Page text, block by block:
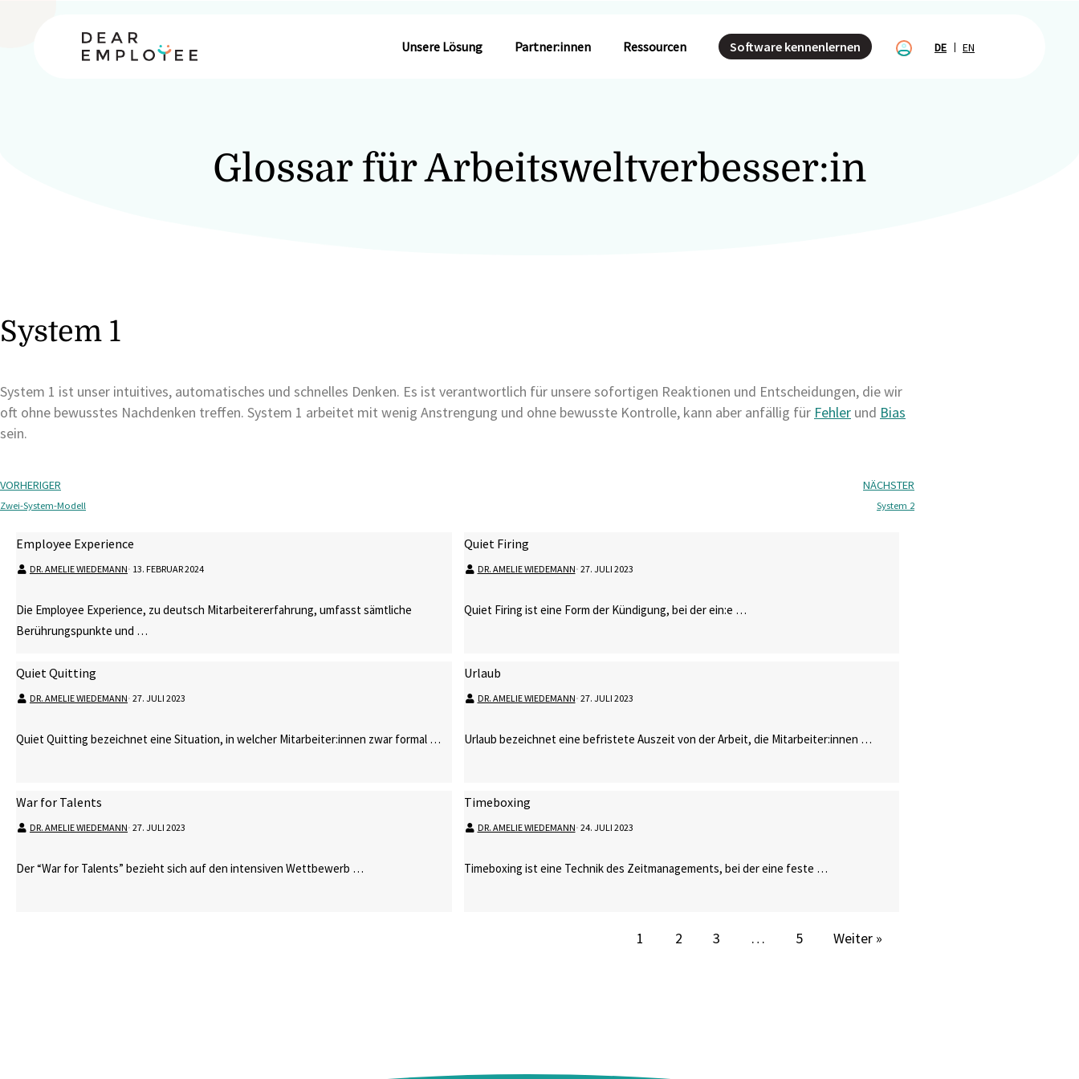
Unsere Lösung Partner:innen Ressourcen Software kennenlernen DE EN
Glossar für Arbeitsweltverbesser:in
System 1
System 1 ist unser intuitives, automatisches und schnelles Denken. Es ist verantwortlich für unsere sofortigen Reaktionen und Entscheidungen, die wir
oft ohne bewusstes Nachdenken treffen. System 1 arbeitet mit wenig Anstrengung und ohne bewusste Kontrolle, kann aber anfällig für Fehler und Bias
sein.
VORHERIGER
Zwei-System-Modell
NÄCHSTER
System 2
Employee Experience
DR. AMELIE WIEDEMANN⋅ 13. FEBRUAR 2024
Die Employee Experience, zu deutsch Mitarbeitererfahrung, umfasst sämtliche
Berührungspunkte und …
Quiet Firing
DR. AMELIE WIEDEMANN⋅ 27. JULI 2023
Quiet Firing ist eine Form der Kündigung, bei der ein:e …
Quiet Quitting
DR. AMELIE WIEDEMANN⋅ 27. JULI 2023
Quiet Quitting bezeichnet eine Situation, in welcher Mitarbeiter:innen zwar formal …
Urlaub
DR. AMELIE WIEDEMANN⋅ 27. JULI 2023
Urlaub bezeichnet eine befristete Auszeit von der Arbeit, die Mitarbeiter:innen …
War for Talents
DR. AMELIE WIEDEMANN⋅ 27. JULI 2023
Der “War for Talents” bezieht sich auf den intensiven Wettbewerb …
Timeboxing
DR. AMELIE WIEDEMANN⋅ 24. JULI 2023
Timeboxing ist eine Technik des Zeitmanagements, bei der eine feste …
1 2 3 … 5 Weiter »